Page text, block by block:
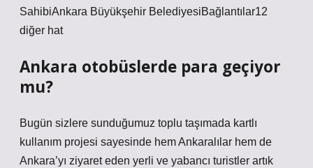
SahibiAnkara Büyükşehir BelediyesiBağlantılar12
diğer hat
Ankara otobüslerde para geçiyor
mu?
Bugün sizlere sunduğumuz toplu taşımada kartlı
kullanım projesi sayesinde hem Ankaralılar hem de
Ankara’yı ziyaret eden yerli ve yabancı turistler artık